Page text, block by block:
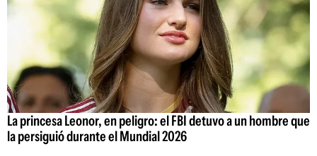
La princesa Leonor, en peligro: el FBI detuvo a un hombre que
la persiguió durante el Mundial 2026